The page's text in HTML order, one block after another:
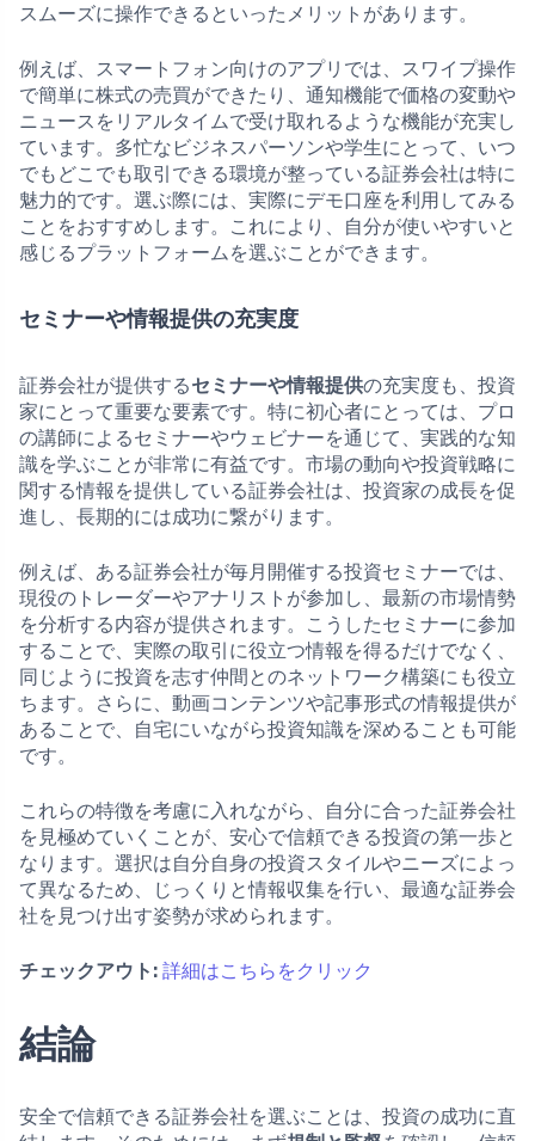
スムーズに操作できるといったメリットがあります。
例えば、スマートフォン向けのアプリでは、スワイプ操作
で簡単に株式の売買ができたり、通知機能で価格の変動や
ニュースをリアルタイムで受け取れるような機能が充実し
ています。多忙なビジネスパーソンや学生にとって、いつ
でもどこでも取引できる環境が整っている証券会社は特に
魅力的です。選ぶ際には、実際にデモ口座を利用してみる
ことをおすすめします。これにより、自分が使いやすいと
感じるプラットフォームを選ぶことができます。
セミナーや情報提供の充実度
証券会社が提供するセミナーや情報提供の充実度も、投資
家にとって重要な要素です。特に初心者にとっては、プロ
の講師によるセミナーやウェビナーを通じて、実践的な知
識を学ぶことが非常に有益です。市場の動向や投資戦略に
関する情報を提供している証券会社は、投資家の成長を促
進し、長期的には成功に繋がります。
例えば、ある証券会社が毎月開催する投資セミナーでは、
現役のトレーダーやアナリストが参加し、最新の市場情勢
を分析する内容が提供されます。こうしたセミナーに参加
することで、実際の取引に役立つ情報を得るだけでなく、
同じように投資を志す仲間とのネットワーク構築にも役立
ちます。さらに、動画コンテンツや記事形式の情報提供が
あることで、自宅にいながら投資知識を深めることも可能
です。
これらの特徴を考慮に入れながら、自分に合った証券会社
を見極めていくことが、安心で信頼できる投資の第一歩と
なります。選択は自分自身の投資スタイルやニーズによっ
て異なるため、じっくりと情報収集を行い、最適な証券会
社を見つけ出す姿勢が求められます。
チェックアウト: 詳細はこちらをクリック
結論
安全で信頼できる証券会社を選ぶことは、投資の成功に直